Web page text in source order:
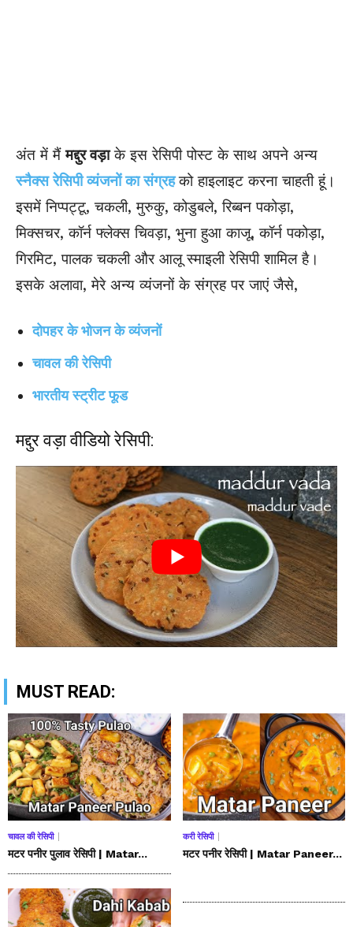
अंत में मैंमद्दुर वड़ाके इस रेसिपी पोस्ट के साथ अपने अन्य
स्नैक्स रेसिपी व्यंजनों का संग्रहको हाइलाइट करना चाहती हूं।
इसमें निप्पट्टू, चकली, मुरुकु, कोडुबले, रिब्बन पकोड़ा,
मिक्सचर, कॉर्न फ्लेक्स चिवड़ा, भुना हुआ काजू, कॉर्न पकोड़ा,
गिरमिट, पालक चकली और आलू स्माइली रेसिपी शामिल है।
इसके अलावा, मेरे अन्यव्यंजनों के संग्रह पर जाएं जैसे,
दोपहर के भोजन के व्यंजनों
चावल की रेसिपी
भारतीय स्ट्रीट फूड
मद्दुर वड़ा वीडियो रेसिपी:
MUST READ:
चावल की रेसिपी
मटर पनीर पुलाव रेसिपी | Matar...
करी रेसिपी
मटर पनीर रेसिपी | Matar Paneer...